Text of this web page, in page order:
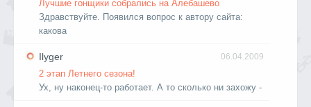
Лучшие гонщики собрались на Алебашево
Здравствуйте. Появился вопрос к автору сайта:
какова
06.04.2009
Ilyger
2 этап Летнего сезона!
Ух, ну наконец-то работает. А то сколько ни захожу -